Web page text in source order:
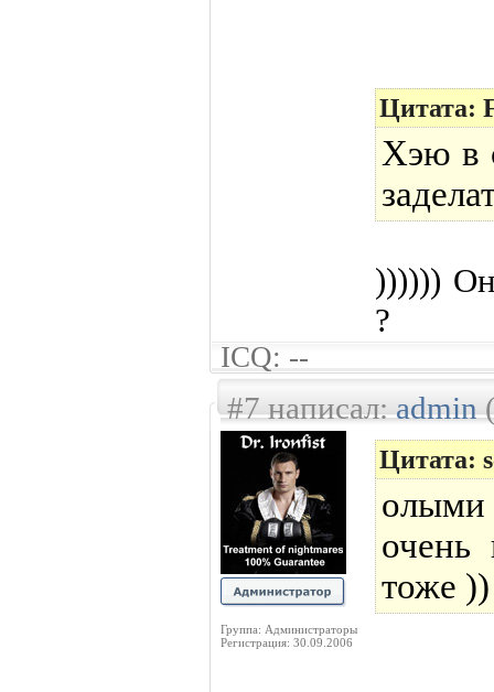
Цитата:
Хэю в
))))))
?
ICQ: --
#7 написал:admin
Группа: Администраторы
Регистрация: 30.09.2006
Цитата:
очень
тоже ))